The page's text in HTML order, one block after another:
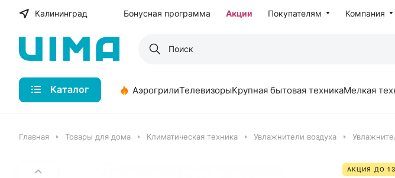
Калининград Бонусная программа Акции Покупателям Компания
Каталог АэрогрилиТелевизорыКрупная бытовая техникаМелкая
Главная Товары для дома Климатическая техника Увлажнители воздуха
АКЦИЯ ДО